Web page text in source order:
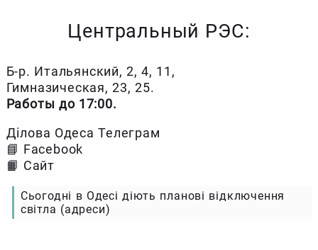
Центральный РЭС:
Б-р. Итальянский, 2, 4, 11,
Гимназическая, 23, 25.
Работы до 17:00.
Ділова Одеса Телеграм
📘 Facebook
📙 Сайт
Сьогодні в Одесі діють планові відключення
світла (адреси)